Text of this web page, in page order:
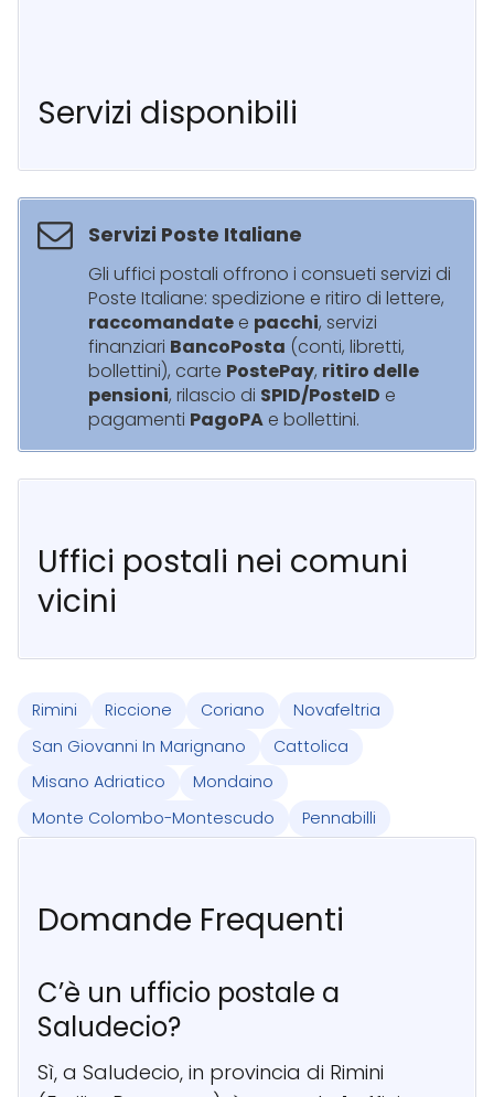
Servizi disponibili
Servizi Poste Italiane
Gli uffici postali offrono i consueti servizi di
Poste Italiane: spedizione e ritiro di lettere,
raccomandate e pacchi, servizi
finanziari BancoPosta (conti, libretti,
bollettini), carte PostePay, ritiro delle
pensioni, rilascio di SPID/PosteID e
pagamenti PagoPA e bollettini.
Uffici postali nei comuni
vicini
Rimini Riccione Coriano
Novafeltria
San Giovanni In Marignano
Cattolica
Misano Adriatico
Mondaino
Monte Colombo-Montescudo
Pennabilli
Domande Frequenti
C’è un ufficio postale a
Saludecio?
Sì, a Saludecio, in provincia di Rimini